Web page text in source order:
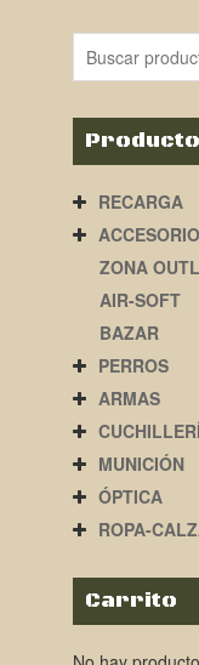
RECARGA
ZONA
AIR-SOFT
BAZAR
PERROS
ARMAS
MUNICIÓN
ÓPTICA
ROPA-
Carrito